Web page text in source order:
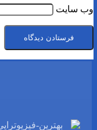
وب‌ سایت